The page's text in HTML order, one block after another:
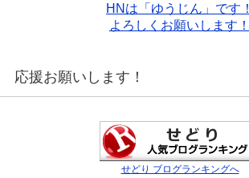
HNは「ゆうじん」です！
よろしくお願いします！
応援お願いします！
せどり ブログランキングへ